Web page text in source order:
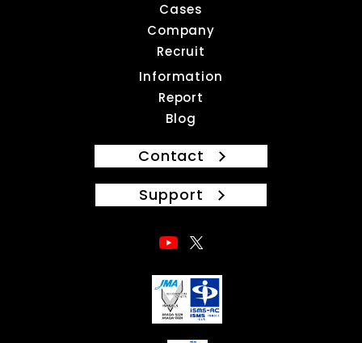
Cases
Company
Recruit
Information
Report
Blog
Contact
Support